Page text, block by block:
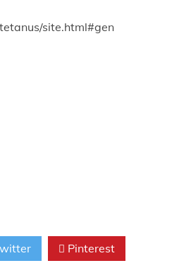
site.html#gen
Pinterest